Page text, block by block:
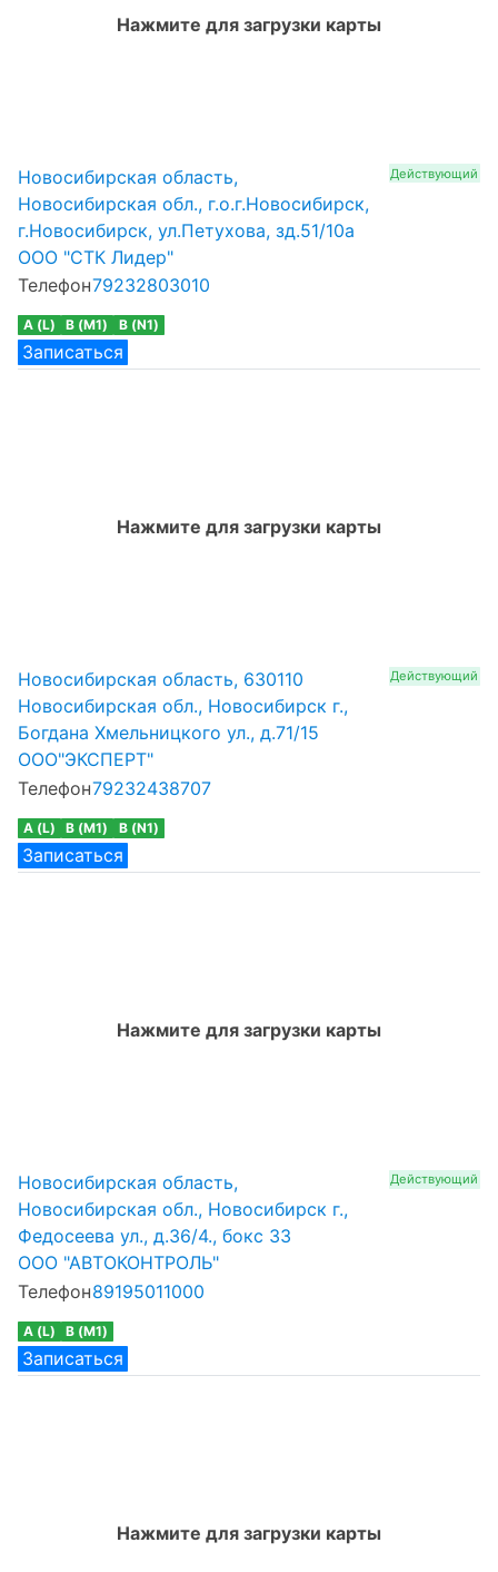
Нажмите для загрузки карты
Новосибирская область,
Новосибирская обл., г.о.г.Новосибирск,
г.Новосибирск, ул.Петухова, зд.51/10а
ООО "СТК Лидер"
Телефон79232803010
A (L) B (M1) B (N1)
Записаться
Действующий
Нажмите для загрузки карты
Новосибирская область, 630110
Новосибирская обл., Новосибирск г.,
Богдана Хмельницкого ул., д.71/15
ООО"ЭКСПЕРТ"
Телефон79232438707
A (L) B (M1) B (N1)
Записаться
Действующий
Нажмите для загрузки карты
Новосибирская область,
Новосибирская обл., Новосибирск г.,
Федосеева ул., д.36/4., бокс 33
ООО "АВТОКОНТРОЛЬ"
Телефон89195011000
A (L) B (M1)
Записаться
Действующий
Нажмите для загрузки карты